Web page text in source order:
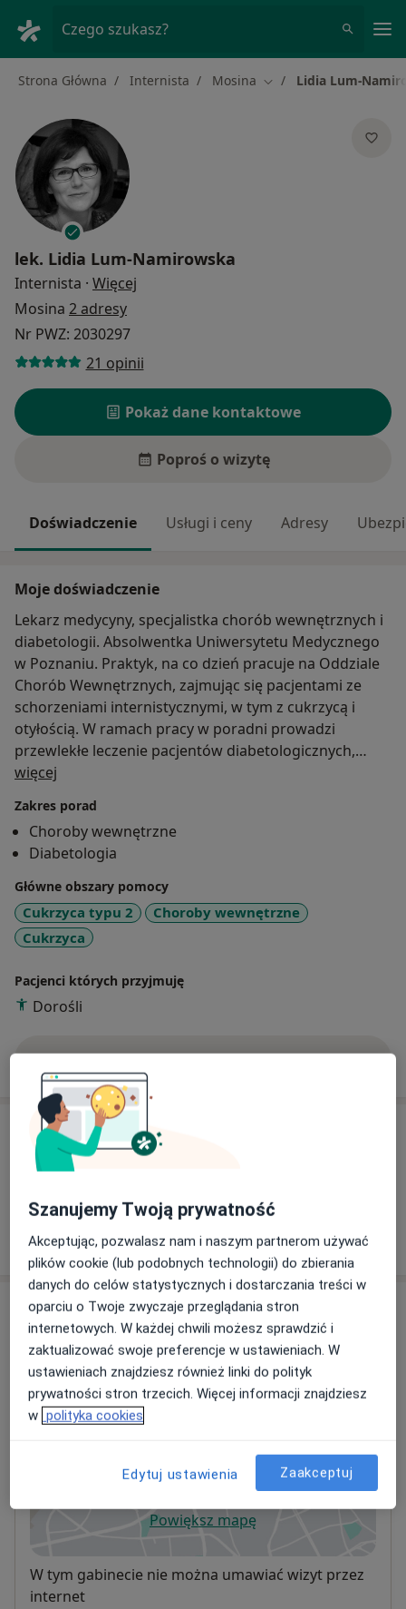
Czego szukasz?
Strona Główna Internista Mosina Zmień miasto
Lidia Lum-
lek. Lidia Lum-Namirowska
Internista · Więcej
Mosina 2 adresy
Nr PWZ: 2030297
21 opinii
Pokaż dane kontaktowe
Poproś o wizytę
Doświadczenie Usługi i ceny Adresy
Moje doświadczenie
Lekarz medycyny, specjalistka chorób wewnętrznych i
diabetologii. Absolwentka Uniwersytetu Medycznego
w Poznaniu. Praktyk, na co dzień pracuje na Oddziale
Chorób Wewnętrznych, zajmując się pacjentami ze
schorzeniami internistycznymi, w tym z cukrzycą i
otyłością. W ramach pracy w poradni prowadzi
przewlekłe leczenie pacjentów diabetologicznych,
monitorując przebieg choroby i jej powikłania.
Polskiego Towarzystwa Diabetologicznego.
więcej
Zakres porad
Choroby wewnętrzne
Diabetologia
Główne obszary pomocy
Cukrzyca typu 2
Choroby wewnętrzne
Cukrzyca
Pacjenci których przyjmuję
Dorośli
Pokaż więcej
Usługi i ceny
Brak informacji o usługach i cenach
cenach.
Adresy (2)
Adres 1 Adres 2
Specjalistyczna Praktyka Lekarska Lidia
Powiększ mapęotwiera się w nowej karcie
Dostępność
W tym gabinecie nie można umawiać wizyt przez
internet
Szanujemy Twoją prywatność
Akceptując, pozwalasz nam i naszym partnerom używać
plików cookie (lub podobnych technologii) do zbierania
danych do celów statystycznych i dostarczania treści w
oparciu o Twoje zwyczaje przeglądania stron
internetowych. W każdej chwili możesz sprawdzić i
zaktualizować swoje preferencje w ustawieniach. W
ustawieniach znajdziesz również linki do polityk
prywatności stron trzecich. Więcej informacji znajdziesz
w polityka cookies
Edytuj ustawienia Zaakceptuj